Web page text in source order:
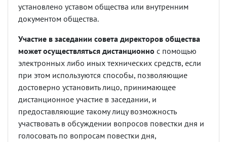
установлено уставом общества или внутренним
документом общества.
Участие в заседании совета директоров общества
может осуществляться дистанционно с помощью
электронных либо иных технических средств, если
при этом используются способы, позволяющие
достоверно установить лицо, принимающее
дистанционное участие в заседании, и
предоставляющие такому лицу возможность
участвовать в обсуждении вопросов повестки дня и
голосовать по вопросам повестки дня,